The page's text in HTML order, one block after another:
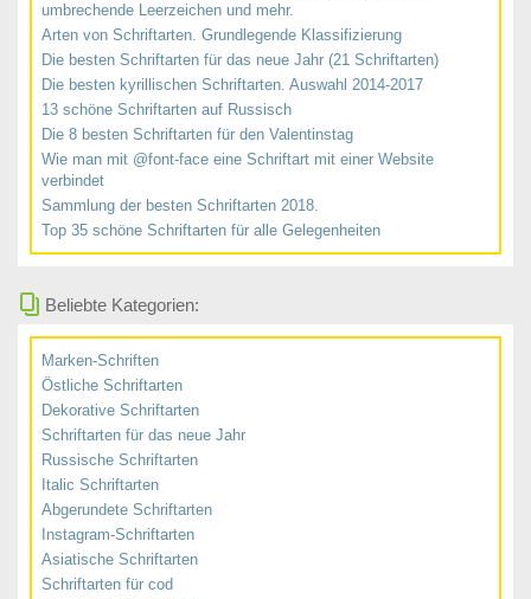
umbrechende Leerzeichen und mehr.
Arten von Schriftarten. Grundlegende Klassifizierung
Die besten Schriftarten für das neue Jahr (21 Schriftarten)
Die besten kyrillischen Schriftarten. Auswahl 2014-2017
13 schöne Schriftarten auf Russisch
Die 8 besten Schriftarten für den Valentinstag
Wie man mit @font-face eine Schriftart mit einer Website
verbindet
Sammlung der besten Schriftarten 2018.
Top 35 schöne Schriftarten für alle Gelegenheiten
Beliebte Kategorien:
Marken-Schriften
Östliche Schriftarten
Dekorative Schriftarten
Schriftarten für das neue Jahr
Russische Schriftarten
Italic Schriftarten
Abgerundete Schriftarten
Instagram-Schriftarten
Asiatische Schriftarten
Schriftarten für cod